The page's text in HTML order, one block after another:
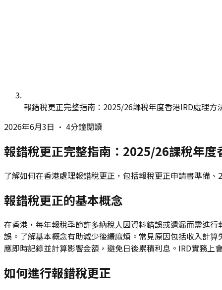
報錯稅更正完整指南：2025/26課稅年度香港IRD處理方
2026年6月3日 • 4分鐘閱讀
報錯稅更正完整指南：2025/26課稅年度
了解如何在香港處理報錯稅更正，包括報稅更正申請書準備
報錯稅更正的基本概念
在香港，每年報稅季節許多納稅人因資料錯誤或遺漏而需進
誤。了解基本概念有助減少後續麻煩。常見原因包括收入計
應即時記錄並計算影響金額，避免日後累積利息。IRD實務
如何進行報錯稅更正